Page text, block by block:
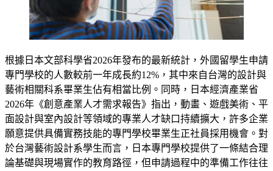
根據日本文部科學省2026年發布的最新統計，外國留學生申請
專門學校的人數較前一年成長約12%，其中來自台灣的設計與
藝術相關科系畢業生佔有相當比例。同時，日本經濟產業省
2026年《創意產業人才需求報告》指出，動畫、遊戲美術、平
面設計與室內設計等領域的專業人才缺口持續擴大，許多企業
願意提供具備實務技能的專門學校畢業生正社員採用機會。對
於台灣藝術設計系學生而言，日本專門學校提供了一條結合理
論基礎與現場實作的教育路徑，但申請過程中的準備工作往往